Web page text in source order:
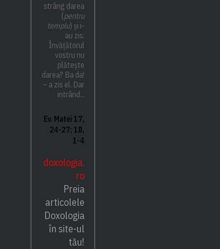
strâng darea
(pentru
templu) și i-
au zis:
Învățătorul
vostru nu
plătește
darea? Ba da!
– a zis el. Dar
intrând...
Ev. Matei 17,
24-27; 18,
1-4
doxologia.
ro
Preia
articolele
Doxologia
în site-ul
tău!